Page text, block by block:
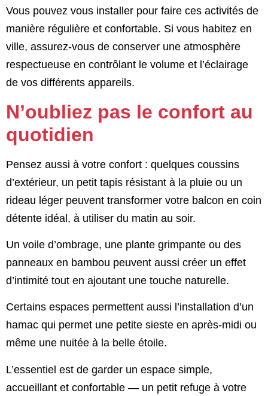
Vous pouvez vous installer pour faire ces activités de
manière régulière et confortable. Si vous habitez en
ville, assurez-vous de conserver une atmosphère
respectueuse en contrôlant le volume et l’éclairage
de vos différents appareils.
N’oubliez pas le confort au
quotidien
Pensez aussi à votre confort : quelques coussins
d’extérieur, un petit tapis résistant à la pluie ou un
rideau léger peuvent transformer votre balcon en coin
détente idéal, à utiliser du matin au soir.
Un voile d’ombrage, une plante grimpante ou des
panneaux en bambou peuvent aussi créer un effet
d’intimité tout en ajoutant une touche naturelle.
Certains espaces permettent aussi l’installation d’un
hamac qui permet une petite sieste en après-midi ou
même une nuitée à la belle étoile.
L’essentiel est de garder un espace simple,
accueillant et confortable — un petit refuge à votre